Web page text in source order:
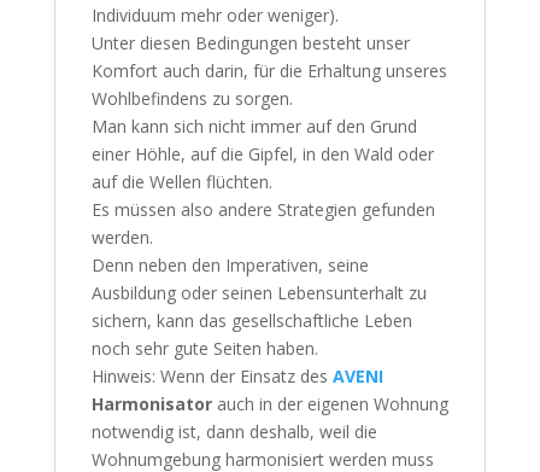
Individuum mehr oder weniger).
Unter diesen Bedingungen besteht unser
Komfort auch darin, für die Erhaltung unseres
Wohlbefindens zu sorgen.
Man kann sich nicht immer auf den Grund
einer Höhle, auf die Gipfel, in den Wald oder
auf die Wellen flüchten.
Es müssen also andere Strategien gefunden
werden.
Denn neben den Imperativen, seine
Ausbildung oder seinen Lebensunterhalt zu
sichern, kann das gesellschaftliche Leben
noch sehr gute Seiten haben.
Hinweis: Wenn der Einsatz des AVENI
Harmonisatorauch in der eigenen Wohnung
notwendig ist, dann deshalb, weil die
Wohnumgebung harmonisiert werden muss